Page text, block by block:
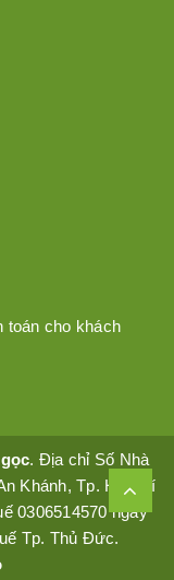
toán cho khách
. Địa chỉ Số Nhà
Khánh, Tp. Hồ Chí
0306514570 ngày
Tp. Thủ Đức.